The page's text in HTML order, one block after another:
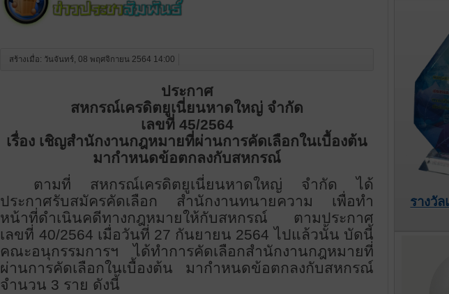
สร้างเมื่อ: วันจันทร์, 08 พฤศจิกายน 2564 14:00
ประกาศ
สหกรณ์เครดิตยูเนี่ยนหาดใหญ่ จำกัด
เลขที่ 45/2564
เรื่อง เชิญสำนักงานกฎหมายที่ผ่านการคัดเลือกในเบื้องต้น
มากำหนดข้อตกลงกับสหกรณ์
ตามที่ สหกรณ์เครดิตยูเนี่ยนหาดใหญ่ จำกัด ได้
ประกาศรับสมัครคัดเลือก สำนักงานทนายความ เพื่อทำ
หน้าที่ดำเนินคดีทางกฎหมายให้กับสหกรณ์ ตามประกาศ
เลขที่ 40/2564 เมื่อวันที่ 27 กันยายน 2564 ไปแล้วนั้น บัดนี้
คณะอนุกรรมการฯ ได้ทำการคัดเลือกสำนักงานกฎหมายที่
ผ่านการคัดเลือกในเบื้องต้น มากำหนดข้อตกลงกับสหกรณ์
จำนวน 3 ราย ดังนี้
รางวั